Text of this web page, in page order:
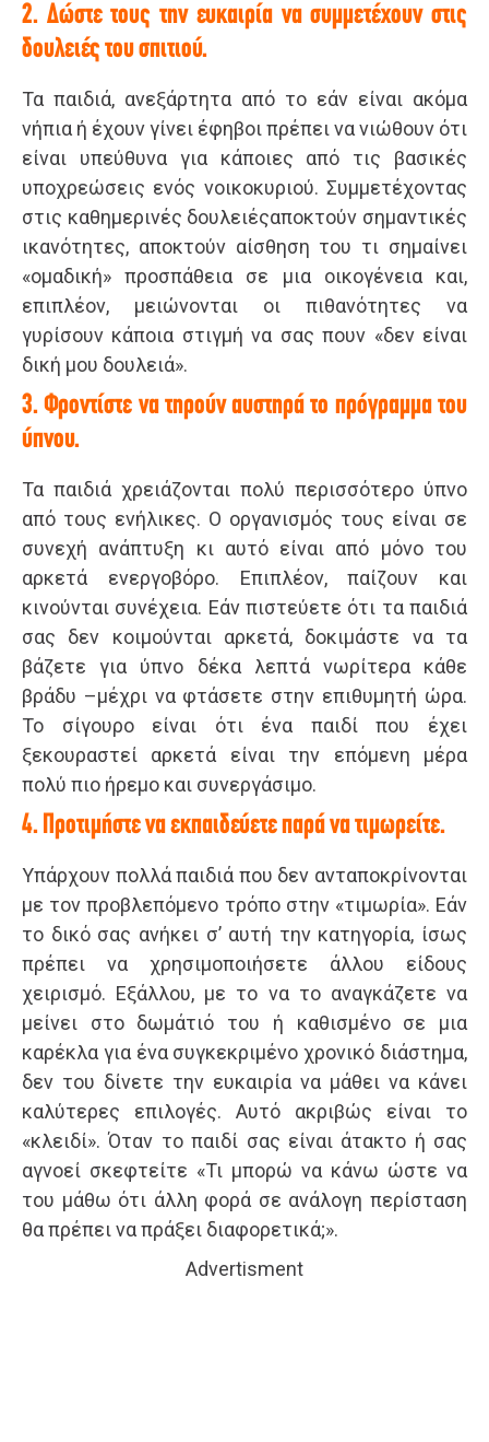
2. Δώστε τους την ευκαιρία να συμμετέχουν στις
δουλειές του σπιτιού.
Τα παιδιά, ανεξάρτητα από το εάν είναι ακόμα
νήπια ή έχουν γίνει έφηβοι πρέπει να νιώθουν ότι
είναι υπεύθυνα για κάποιες από τις βασικές
υποχρεώσεις ενός νοικοκυριού. Συμμετέχοντας
στις καθημερινές δουλειέςαποκτούν σημαντικές
ικανότητες, αποκτούν αίσθηση του τι σημαίνει
«ομαδική» προσπάθεια σε μια οικογένεια και,
επιπλέον, μειώνονται οι πιθανότητες να
γυρίσουν κάποια στιγμή να σας πουν «δεν είναι
δική μου δουλειά».
3. Φροντίστε να τηρούν αυστηρά το πρόγραμμα του
ύπνου.
Τα παιδιά χρειάζονται πολύ περισσότερο ύπνο
από τους ενήλικες. Ο οργανισμός τους είναι σε
συνεχή ανάπτυξη κι αυτό είναι από μόνο του
αρκετά ενεργοβόρο. Επιπλέον, παίζουν και
κινούνται συνέχεια. Εάν πιστεύετε ότι τα παιδιά
σας δεν κοιμούνται αρκετά, δοκιμάστε να τα
βάζετε για ύπνο δέκα λεπτά νωρίτερα κάθε
βράδυ –μέχρι να φτάσετε στην επιθυμητή ώρα.
Το σίγουρο είναι ότι ένα παιδί που έχει
ξεκουραστεί αρκετά είναι την επόμενη μέρα
πολύ πιο ήρεμο και συνεργάσιμο.
4. Προτιμήστε να εκπαιδεύετε παρά να τιμωρείτε.
Υπάρχουν πολλά παιδιά που δεν ανταποκρίνονται
με τον προβλεπόμενο τρόπο στην «τιμωρία». Εάν
το δικό σας ανήκει σ’ αυτή την κατηγορία, ίσως
πρέπει να χρησιμοποιήσετε άλλου είδους
χειρισμό. Εξάλλου, με το να το αναγκάζετε να
μείνει στο δωμάτιό του ή καθισμένο σε μια
καρέκλα για ένα συγκεκριμένο χρονικό διάστημα,
δεν του δίνετε την ευκαιρία να μάθει να κάνει
καλύτερες επιλογές. Αυτό ακριβώς είναι το
«κλειδί». Όταν το παιδί σας είναι άτακτο ή σας
αγνοεί σκεφτείτε «Τι μπορώ να κάνω ώστε να
του μάθω ότι άλλη φορά σε ανάλογη περίσταση
θα πρέπει να πράξει διαφορετικά;».
Advertisment